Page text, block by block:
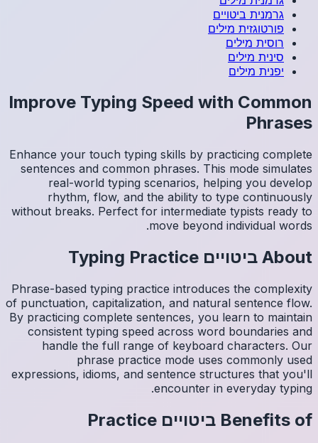
Enhance
without
Phrase-
of
By